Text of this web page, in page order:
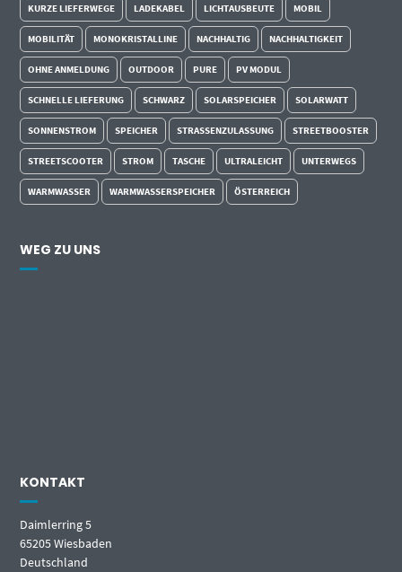
KURZE LIEFERWEGE LADEKABEL LICHTAUSBEUTE MOBIL
MOBILITÄT MONOKRISTALLINE NACHHALTIG NACHHALTIGKEIT
OHNE ANMELDUNG OUTDOOR PURE PV MODUL
SCHNELLE LIEFERUNG SCHWARZ SOLARSPEICHER SOLARWATT
SONNENSTROM SPEICHER STRASSENZULASSUNG STREETBOOSTER
STREETSCOOTER STROM TASCHE ULTRALEICHT UNTERWEGS
WARMWASSER WARMWASSERSPEICHER ÖSTERREICH
WEG ZU UNS
KONTAKT
Daimlerring 5
65205 Wiesbaden
Deutschland